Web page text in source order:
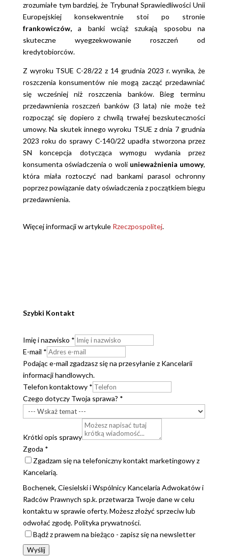
zrozumiałe tym bardziej, że Trybunał Sprawiedliwości Unii
Europejskiej konsekwentnie stoi po stronie
frankowiczów,a banki wciąż szukają sposobu na
skuteczne wyegzekwowanie roszczeń od
kredytobiorców.
Z wyroku TSUE C-28/22 z 14 grudnia 2023 r. wynika, że
roszczenia konsumentów nie mogą zacząć przedawniać
się wcześniej niż roszczenia banków. Bieg terminu
przedawnienia roszczeń banków (3 lata) nie może też
rozpocząć się dopiero z chwilą trwałej bezskuteczności
umowy. Na skutek innego wyroku TSUE z dnia 7 grudnia
2023 roku do sprawy C-140/22 upadła stworzona przez
SN koncepcja dotycząca wymogu wydania przez
konsumenta oświadczenia o woli unieważnienia umowy,
która miała roztoczyć nad bankami parasol ochronny
poprzez powiązanie daty oświadczenia z początkiem biegu
przedawnienia.
Więcej informacji w artykule Rzeczpospolitej.
Szybki Kontakt
Imię i nazwisko *
E-mail *
Podając e-mail zgadzasz się na przesyłanie z Kancelarii
informacji handlowych.
Telefon kontaktowy *
Czego dotyczy Twoja sprawa? *
Krótki opis sprawy
Zgoda *
Zgadzam się na telefoniczny kontakt marketingowy z
Kancelarią.
Bochenek, Ciesielski i Wspólnicy Kancelaria Adwokatów i
Radców Prawnych sp.k. przetwarza Twoje dane w celu
kontaktu w sprawie oferty. Możesz złożyć sprzeciw lub
odwołać zgodę. Polityka prywatności.
Bądź z prawem na bieżąco - zapisz się na newsletter
Wyślij